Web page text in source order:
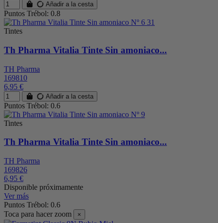
Añadir a la cesta
Puntos Trébol: 0.8
Tintes
Th Pharma Vitalia Tinte Sin amoniaco...
TH Pharma
169810
6,95 €
Añadir a la cesta
Puntos Trébol: 0.6
Tintes
Th Pharma Vitalia Tinte Sin amoniaco...
TH Pharma
169826
6,95 €
Disponible próximamente
Ver más
Puntos Trébol: 0.6
Toca para hacer zoom
×